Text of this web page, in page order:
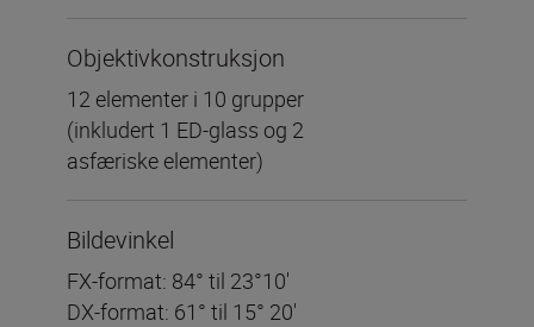
Objektivkonstruksjon
12 elementer i 10 grupper
(inkludert 1 ED-glass og 2
asfæriske elementer)
Bildevinkel
FX-format: 84° til 23°10′
DX-format: 61° til 15° 20'